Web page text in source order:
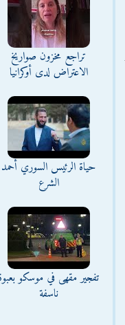
تراجع مخزون صواريخ
الاعتراض لدى أوكرانيا
حياة الرئيس السوري أحمد
الشرع
تفجير مقهى في موسكو
ناسفة